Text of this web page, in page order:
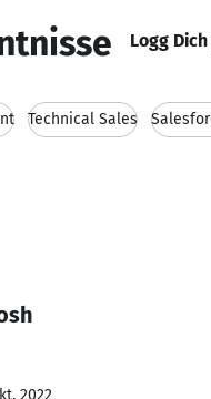
Logg
Technical Sales
2022